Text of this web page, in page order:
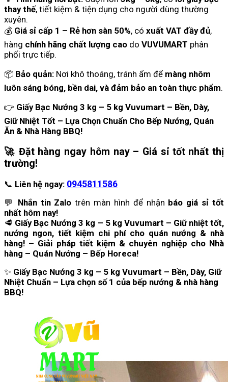
thay thế, tiết kiệm & tiện dụng cho người dùng thường
xuyên.
💰 Giá sỉ cấp 1 – Rẻ hơn sàn 50%, có xuất VAT đầy đủ,
hàng chính hãng chất lượng cao do VUVUMART phân
phối trực tiếp.
📦 Bảo quản: Nơi khô thoáng, tránh ẩm để màng nhôm
luôn sáng bóng, bền dai, và đảm bảo an toàn thực phẩm.
👉 Giấy Bạc Nướng 3 kg – 5 kg Vuvumart – Bền, Dày,
Giữ Nhiệt Tốt – Lựa Chọn Chuẩn Cho Bếp Nướng, Quán
Ăn & Nhà Hàng BBQ!
🚀 Đặt hàng ngay hôm nay – Giá sỉ tốt nhất thị
trường!
📞 Liên hệ ngay: 0945811586
💬 Nhắn tin Zalo trên màn hình để nhận báo giá sỉ tốt
nhất hôm nay!
🥩 Giấy Bạc Nướng 3 kg – 5 kg Vuvumart – Giữ nhiệt tốt,
nướng ngon, tiết kiệm chi phí cho quán nướng & nhà
hàng! – Giải pháp tiết kiệm & chuyên nghiệp cho Nhà
hàng – Quán Nướng – Bếp Horeca!
✨ Giấy Bạc Nướng 3 kg – 5 kg Vuvumart – Bền, Dày, Giữ
Nhiệt Chuẩn – Lựa chọn số 1 của bếp nướng & nhà hàng
BBQ!